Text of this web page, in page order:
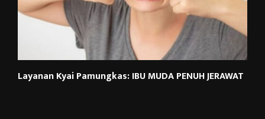
Layanan Kyai Pamungkas: IBU MUDA PENUH JERAWAT